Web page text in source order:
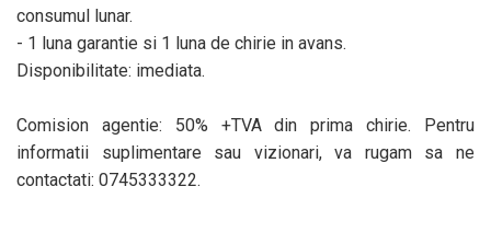
consumul lunar.
- 1 luna garantie si 1 luna de chirie in avans.
Disponibilitate: imediata.
Comision agentie: 50% +TVA din prima chirie. Pentru
informatii suplimentare sau vizionari, va rugam sa ne
contactati: 0745333322.